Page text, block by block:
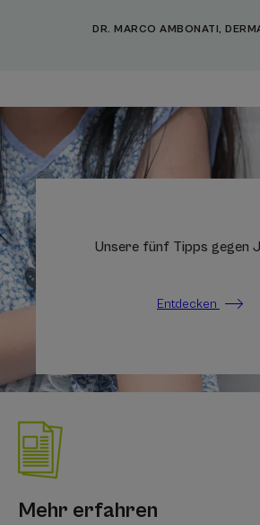
DR. MARCO AMBONATI,
Unsere fünf Tipps gegen
Entdecken
Mehr erfahren